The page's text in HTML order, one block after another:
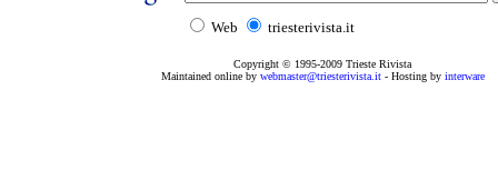
Web triesterivista.it
Copyright © 1995-2009 Trieste Rivista
Maintained online by webmaster@triesterivista.it- Hosting by interware